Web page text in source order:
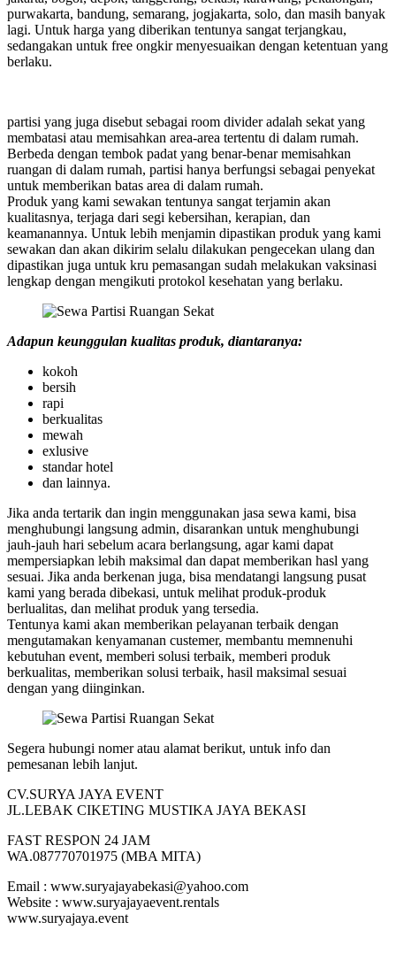
purwakarta, bandung, semarang, jogjakarta, solo, dan masih banyak
lagi. Untuk harga yang diberikan tentunya sangat terjangkau,
sedangakan untuk free ongkir menyesuaikan dengan ketentuan yang
berlaku.
partisi yang juga disebut sebagai room divider adalah sekat yang
membatasi atau memisahkan area-area tertentu di dalam rumah.
Berbeda dengan tembok padat yang benar-benar memisahkan
ruangan di dalam rumah, partisi hanya berfungsi sebagai penyekat
untuk memberikan batas area di dalam rumah.
Produk yang kami sewakan tentunya sangat terjamin akan
kualitasnya, terjaga dari segi kebersihan, kerapian, dan
keamanannya. Untuk lebih menjamin dipastikan produk yang kami
sewakan dan akan dikirim selalu dilakukan pengecekan ulang dan
dipastikan juga untuk kru pemasangan sudah melakukan vaksinasi
lengkap dengan mengikuti protokol kesehatan yang berlaku.
Adapun keunggulan kualitas produk, diantaranya:
kokoh
bersih
rapi
berkualitas
mewah
exlusive
standar hotel
dan lainnya.
Jika anda tertarik dan ingin menggunakan jasa sewa kami, bisa
menghubungi langsung admin, disarankan untuk menghubungi
jauh-jauh hari sebelum acara berlangsung, agar kami dapat
mempersiapkan lebih maksimal dan dapat memberikan hasl yang
sesuai. Jika anda berkenan juga, bisa mendatangi langsung pusat
kami yang berada dibekasi, untuk melihat produk-produk
berlualitas, dan melihat produk yang tersedia.
Tentunya kami akan memberikan pelayanan terbaik dengan
mengutamakan kenyamanan custemer, membantu memnenuhi
kebutuhan event, memberi solusi terbaik, memberi produk
berkualitas, memberikan solusi terbaik, hasil maksimal sesuai
dengan yang diinginkan.
Segera hubungi nomer atau alamat berikut, untuk info dan
pemesanan lebih lanjut.
CV.SURYA JAYA EVENT
JL.LEBAK CIKETING MUSTIKA JAYA BEKASI
FAST RESPON 24 JAM
WA.087770701975 (MBA MITA)
Email : www.suryajayabekasi@yahoo.com
Website : www.suryajayaevent.rentals
www.suryajaya.event